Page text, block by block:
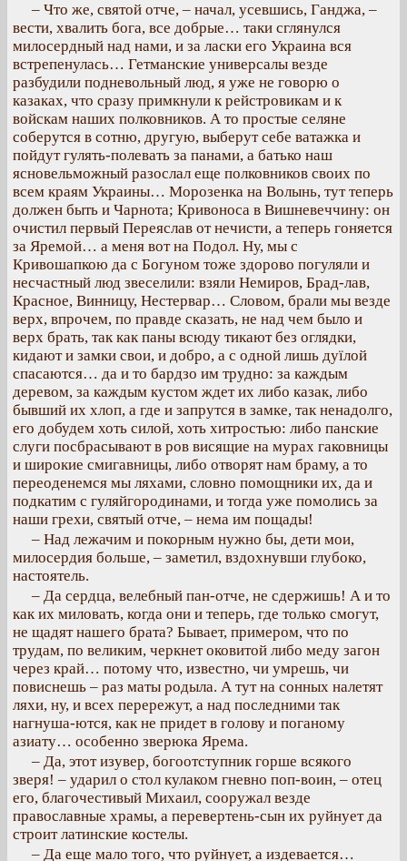
– Что же, святой отче, – начал, усевшись, Ганджа, –
вести, хвалить бога, все добрые… таки сглянулся
милосердный над нами, и за ласки его Украина вся
встрепенулась… Гетманские универсалы везде
разбудили подневольный люд, я уже не говорю о
казаках, что сразу примкнули к рейстровикам и к
войскам наших полковников. А то простые селяне
соберутся в сотню, другую, выберут себе ватажка и
пойдут гулять-полевать за панами, а батько наш
ясновельможный разослал еще полковников своих по
всем краям Украины… Морозенка на Волынь, тут теперь
должен быть и Чарнота; Кривоноса в Вишневеччину: он
очистил первый Переяслав от нечисти, а теперь гоняется
за Яремой… а меня вот на Подол. Ну, мы с
Кривошапкою да с Богуном тоже здорово погуляли и
несчастный люд звеселили: взяли Немиров, Брад-лав,
Красное, Винницу, Нестервар… Словом, брали мы везде
верх, впрочем, по правде сказать, не над чем было и
верх брать, так как паны всюду тикают без оглядки,
кидают и замки свои, и добро, а с одной лишь дуїлой
спасаются… да и то бардзо им трудно: за каждым
деревом, за каждым кустом ждет их либо казак, либо
бывший их хлоп, а где и запрутся в замке, так ненадолго,
его добудем хоть силой, хоть хитростью: либо панские
слуги посбрасывают в ров висящие на мурах гаковницы
и широкие смигавницы, либо отворят нам браму, а то
переоденемся мы ляхами, словно помощники их, да и
подкатим с гуляйгородинами, и тогда уже помолись за
наши грехи, святый отче, – нема им пощады!
– Над лежачим и покорным нужно бы, дети мои,
милосердия больше, – заметил, вздохнувши глубоко,
настоятель.
– Да сердца, велебный пан-отче, не сдержишь! А и то
как их миловать, когда они и теперь, где только смогут,
не щадят нашего брата? Бывает, примером, что по
трудам, по великим, черкнет оковитой либо меду загон
через край… потому что, известно, чи умрешь, чи
повиснешь – раз маты родыла. А тут на сонных налетят
ляхи, ну, и всех перережут, а над последними так
нагнуша-ются, как не придет в голову и поганому
азиату… особенно зверюка Ярема.
– Да, этот изувер, богоотступник горше всякого
зверя! – ударил о стол кулаком гневно поп-воин, – отец
его, благочестивый Михаил, сооружал везде
православные храмы, а перевертень-сын их руйнует да
строит латинские костелы.
– Да еще мало того, что руйнует, а издевается…